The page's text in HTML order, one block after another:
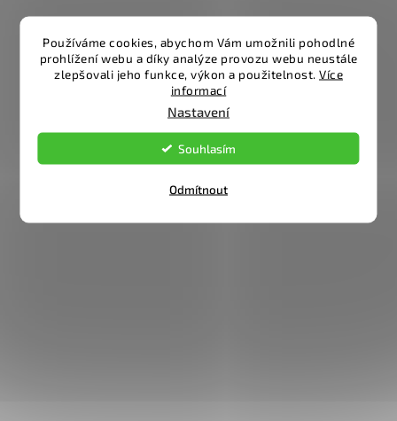
Používáme cookies, abychom Vám umožnili pohodlné
prohlížení webu a díky analýze provozu webu neustále
zlepšovali jeho funkce, výkon a použitelnost. Více
informací
Nastavení
Odmítnout
Souhlasím